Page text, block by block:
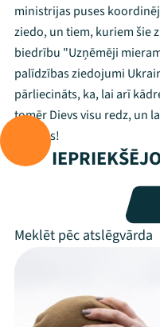
Mana
Viņi
ministrijas puses
ziedo, un tiem, kuriem šie
biedrību "Uzņēmēji
palīdzības ziedojumi
pārliecināts, ka, lai arī
tomēr Dievs visu redz, un
uzvarēs!